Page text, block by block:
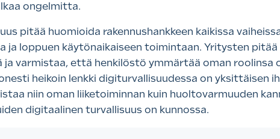
ongelmitta.
pitää huomioida rakennushankkeen kaikissa
ja loppuen käytönaikaiseen toimintaan. Yritysten
ja varmistaa, että henkilöstö ymmärtää oman roolinsa
heikoin lenkki digiturvallisuudessa on yksittäisen
niin oman liiketoiminnan kuin huoltovarmuuden
digitaalinen turvallisuus on kunnossa.